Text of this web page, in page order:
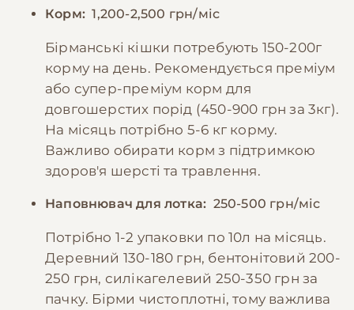
Корм: 1,200-2,500 грн/міс
Бірманські кішки потребують 150-200г
корму на день. Рекомендується преміум
або супер-преміум корм для
довгошерстих порід (450-900 грн за 3кг).
На місяць потрібно 5-6 кг корму.
Важливо обирати корм з підтримкою
здоров'я шерсті та травлення.
Наповнювач для лотка: 250-500 грн/міс
Потрібно 1-2 упаковки по 10л на місяць.
Деревний 130-180 грн, бентонітовий 200-
250 грн, силікагелевий 250-350 грн за
пачку. Бірми чистоплотні, тому важлива